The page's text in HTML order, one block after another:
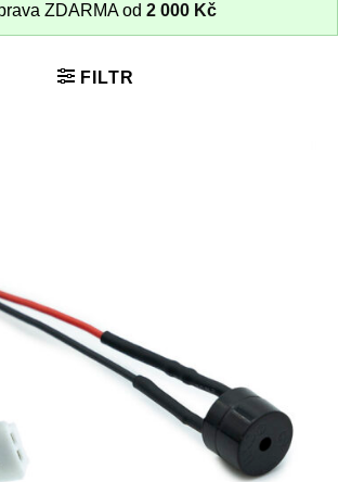
ZDARMA od 2 000 Kč
FILTR